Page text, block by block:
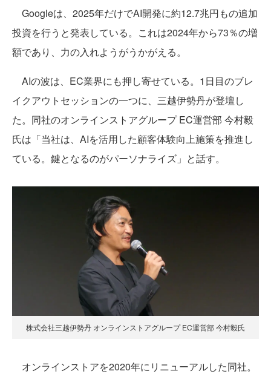
Googleは、2025年だけでAI開発に約12.7兆円もの追加
投資を行うと発表している。これは2024年から73％の増
額であり、力の入れようがうかがえる。
AIの波は、EC業界にも押し寄せている。1日目のブレ
イクアウトセッションの一つに、三越伊勢丹が登壇し
た。同社のオンラインストアグループ EC運営部 今村毅
氏は「当社は、AIを活用した顧客体験向上施策を推進し
ている。鍵となるのがパーソナライズ」と話す。
株式会社三越伊勢丹 オンラインストアグループ EC運営部 今村毅氏
オンラインストアを2020年にリニューアルした同社。